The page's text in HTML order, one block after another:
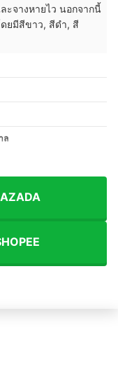
ะจางหายไว นอกจากนี้
ยมีสีขาว, สีดำ, สี
ล